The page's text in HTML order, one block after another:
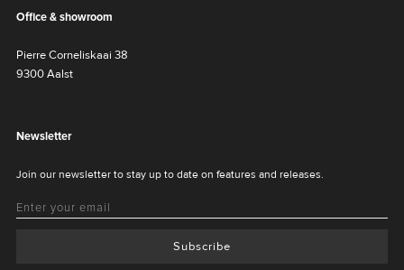
Office & showroom
Pierre Corneliskaai 38
9300 Aalst
Newsletter
Join our newsletter to stay up to date on features and releases.
Subscribe